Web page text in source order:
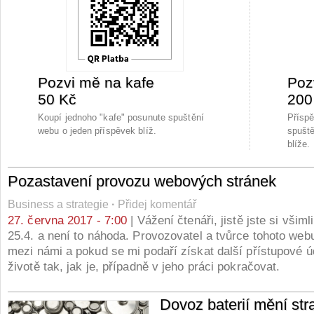
Pozvi mě na kafe
50 Kč
Koupí jednoho "kafe" posunute spuštění
webu o jeden příspěvek blíž.
blíže.
Pozastavení provozu webových stránek
Business a strategie · Přidej komentář
27. června 2017 - 7:00 | Vážení čtenáři, jistě jste si
25.4. a není to náhoda. Provozovatel a tvůrce tohoto
mezi námi a pokud se mi podaří získat další přístupové
životě tak, jak je, případně v jeho práci pokračovat.
Dovoz baterií mění